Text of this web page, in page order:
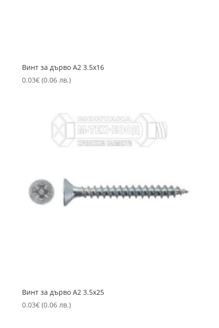
Винт за дърво А2 3.5х16
0.03€ (0.06 лв.)
Винт за дърво А2 3.5х25
0.03€ (0.06 лв.)